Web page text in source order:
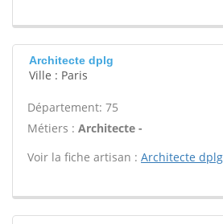
Architecte dplg
Ville : Paris
Département: 75
Métiers : Architecte -
Voir la fiche artisan : Architecte dplg